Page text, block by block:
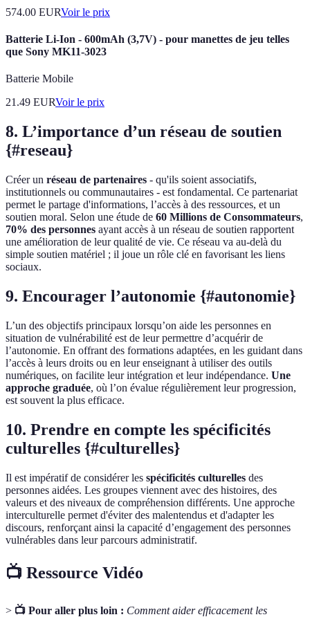
574.00 EURVoir le prix
Batterie Li-Ion - 600mAh (3,7V) - pour manettes de jeu telles
que Sony MK11-3023
Batterie Mobile
21.49 EURVoir le prix
8. L’importance d’un réseau de soutien
{#reseau}
Créer un réseau de partenaires - qu'ils soient associatifs,
institutionnels ou communautaires - est fondamental. Ce partenariat
permet le partage d'informations, l’accès à des ressources, et un
soutien moral. Selon une étude de 60 Millions de Consommateurs,
70% des personnes ayant accès à un réseau de soutien rapportent
une amélioration de leur qualité de vie. Ce réseau va au-delà du
simple soutien matériel ; il joue un rôle clé en favorisant les liens
sociaux.
9. Encourager l’autonomie {#autonomie}
L’un des objectifs principaux lorsqu’on aide les personnes en
situation de vulnérabilité est de leur permettre d’acquérir de
l’autonomie. En offrant des formations adaptées, en les guidant dans
l’accès à leurs droits ou en leur enseignant à utiliser des outils
numériques, on facilite leur intégration et leur indépendance. Une
approche graduée, où l’on évalue régulièrement leur progression,
est souvent la plus efficace.
10. Prendre en compte les spécificités
culturelles {#culturelles}
Il est impératif de considérer les spécificités culturelles des
personnes aidées. Les groupes viennent avec des histoires, des
valeurs et des niveaux de compréhension différents. Une approche
interculturelle permet d'éviter des malentendus et d'adapter les
discours, renforçant ainsi la capacité d’engagement des personnes
vulnérables dans leur parcours administratif.
📺 Ressource Vidéo
> 📺 Pour aller plus loin : Comment aider efficacement les